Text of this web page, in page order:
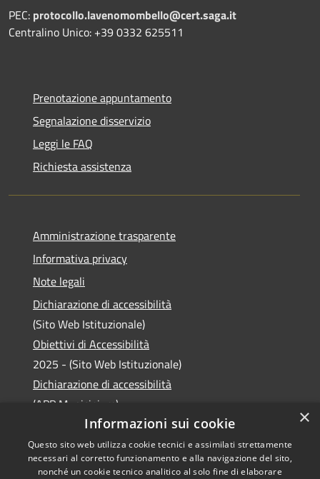
PEC: protocollo.lavenomombello@cert.saga.it
Centralino Unico: +39 0332 625511
Prenotazione appuntamento
Segnalazione disservizio
Leggi le FAQ
Richiesta assistenza
Amministrazione trasparente
Informativa privacy
Note legali
Dichiarazione di accessibilità
(Sito Web Istituzionale)
Obiettivi di Accessibilità
2025 - (Sito Web Istituzionale)
Dichiarazione di accessibilità
(APP Municipium)
Copyright © 2026 • Comune di
×
Informazioni sui cookie
Questo sito web utilizza cookie tecnici e assimilati strettamente
necessari al corretto funzionamento e alla navigazione del sito,
nonché un cookie tecnico analitico al solo fine di elaborare